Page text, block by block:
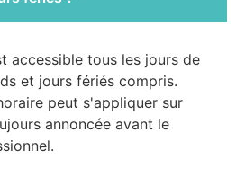
accessible tous les jours de
et jours fériés compris.
peut s'appliquer sur
annoncée avant le